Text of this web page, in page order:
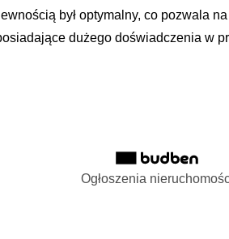
był optymalny, co pozwala
dużego doświadczenia w
Ogłoszenia